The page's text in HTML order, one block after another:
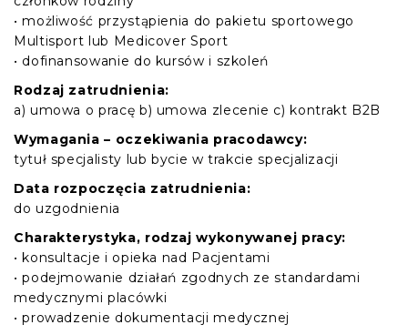
• możliwość przystąpienia do pakietu sportowego
Multisport lub Medicover Sport
• dofinansowanie do kursów i szkoleń
Rodzaj zatrudnienia:
a) umowa o pracę b) umowa zlecenie c) kontrakt B2B
Wymagania – oczekiwania pracodawcy:
tytuł specjalisty lub bycie w trakcie specjalizacji
Data rozpoczęcia zatrudnienia:
do uzgodnienia
Charakterystyka, rodzaj wykonywanej pracy:
• konsultacje i opieka nad Pacjentami
• podejmowanie działań zgodnych ze standardami
medycznymi placówki
• prowadzenie dokumentacji medycznej